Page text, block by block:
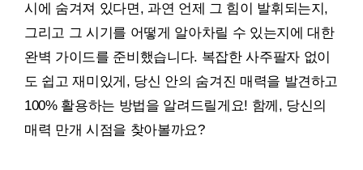
시에 숨겨져 있다면, 과연 언제 그 힘이 발휘되는지,
그리고 그 시기를 어떻게 알아차릴 수 있는지에 대한
완벽 가이드를 준비했습니다. 복잡한 사주팔자 없이
도 쉽고 재미있게, 당신 안의 숨겨진 매력을 발견하고
100% 활용하는 방법을 알려드릴게요! 함께, 당신의
매력 만개 시점을 찾아볼까요?